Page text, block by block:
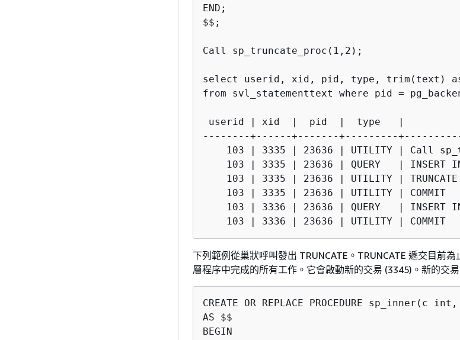
END;
$$;
Call sp_truncate_proc(1,2);
select userid, xid, pid, type, trim(text)
from svl_statementtext where pid =
userid | xid  |  pid  |  type   |
--------+------+-------+---------
103 | 3335 | 23636 | UTILITY | Call
103 | 3335 | 23636 | QUERY   | INSERT
103 | 3335 | 23636 | UTILITY |
    103 | 3335 | 23636 | UTILITY | COMMIT
103 | 3336 | 23636 | QUERY   | INSERT
下列範例從巢狀呼叫發出 TRUNCATE。TRUNCATE 遞交目前
層程序中完成的所有工作。它會啟動新的交易 (3345)。新的交
CREATE OR REPLACE PROCEDURE sp_inner(c
AS $$
BEGIN